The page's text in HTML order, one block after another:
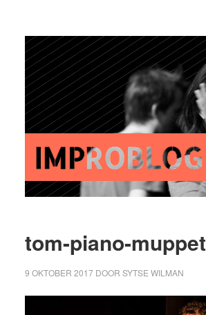
tom-piano-muppet
9 OKTOBER 2017DOOR SYTSE WILMAN